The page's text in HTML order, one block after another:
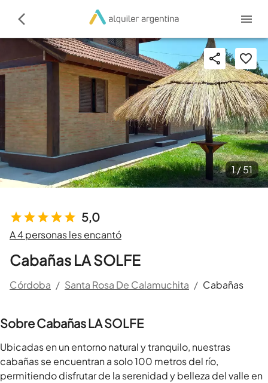
5,0
A 4 personas les encantó
Cabañas LA SOLFE
Córdoba / Santa Rosa De Calamuchita / Cabañas
1 /51
Sobre Cabañas LA SOLFE
Ubicadas en un entorno natural y tranquilo, nuestras
cabañas se encuentran a solo 100 metros del río,
permitiendo disfrutar de la serenidad y belleza del valle en